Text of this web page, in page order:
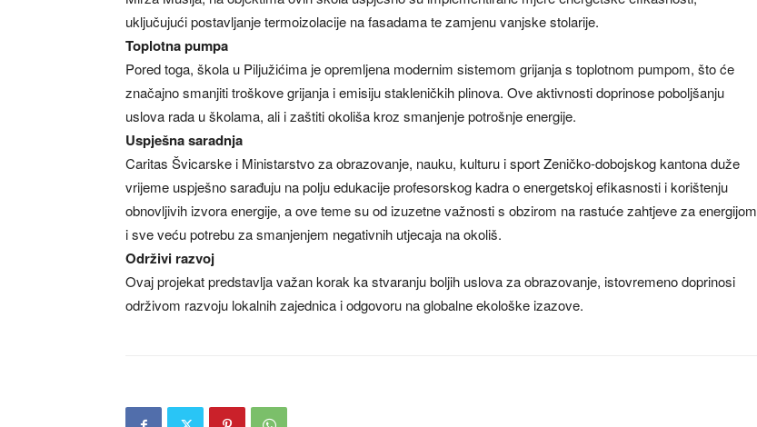
uključujući postavljanje termoizolacije na fasadama te zamjenu vanjske stolarije.
Toplotna pumpa
Pored toga, škola u Piljužićima je opremljena modernim sistemom grijanja s toplotnom pumpom, što će
značajno smanjiti troškove grijanja i emisiju stakleničkih plinova. Ove aktivnosti doprinose poboljšanju
uslova rada u školama, ali i zaštiti okoliša kroz smanjenje potrošnje energije.
Uspješna saradnja
Caritas Švicarske i Ministarstvo za obrazovanje, nauku, kulturu i sport Zeničko-dobojskog kantona duže
vrijeme uspješno sarađuju na polju edukacije profesorskog kadra o energetskoj efikasnosti i korištenju
obnovljivih izvora energije, a ove teme su od izuzetne važnosti s obzirom na rastuće zahtjeve za energijom
i sve veću potrebu za smanjenjem negativnih utjecaja na okoliš.
Održivi razvoj
Ovaj projekat predstavlja važan korak ka stvaranju boljih uslova za obrazovanje, istovremeno doprinosi
održivom razvoju lokalnih zajednica i odgovoru na globalne ekološke izazove.